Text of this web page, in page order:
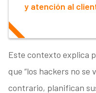
y atención al
Este contexto explica
que “los hackers no se
contrario, planifican